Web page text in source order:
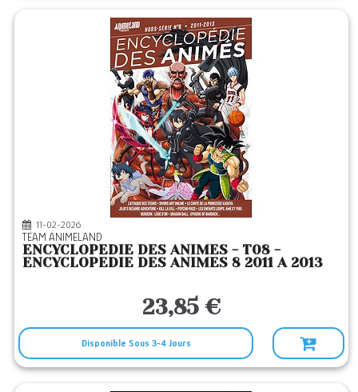
11-02-2026
TEAM ANIMELAND
ENCYCLOPEDIE DES ANIMES - T08 -
ENCYCLOPEDIE DES ANIMES 8 2011 A 2013
23,85 €
Disponible Sous 3-4 Jours